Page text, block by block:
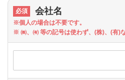
会社名
※個人の場合は不要です。
※ ㈱、㈲ 等の記号は使わず、(株)、(有)